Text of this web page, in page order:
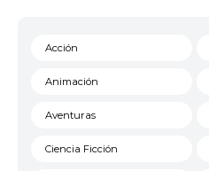
Acción
Animación
Aventuras
Ciencia Ficción